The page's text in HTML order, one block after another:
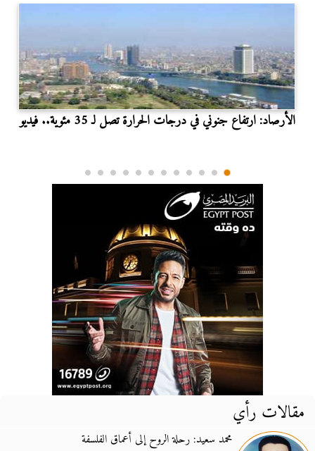
الأرصاد: ارتفاع جنوني في درجات الحرارة تصل لـ 35 مئوية.. فيديو
مقالات رأي
محمد سعيد: رحلة الروح إلى أعماق الفلسفة